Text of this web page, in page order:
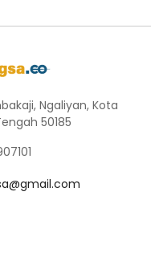
Ngaliyan, Kota
50185